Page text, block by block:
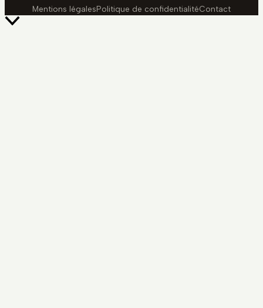
Mentions légalesPolitique de confidentialitéContact
Retour